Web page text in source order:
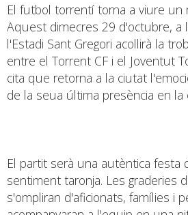
El futbol torrentí torna a viure un
Aquest dimecres 29 d'octubre, a
l'Estadi Sant Gregori acollirà la
entre el Torrent CF i el Joventut
cita que retorna a la ciutat
de la seua última presència en la
El partit serà una autèntica festa
sentiment taronja. Les graderies
s'ompliran d'aficionats, famílies i